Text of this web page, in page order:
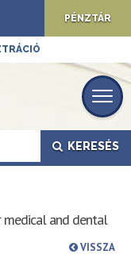
PÉNZTÁR
KERESÉS
and dental
VISSZA